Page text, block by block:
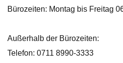
Bürozeiten: Montag bis Freitag
Außerhalb der Bürozeiten:
Telefon: 0711 8990-3333